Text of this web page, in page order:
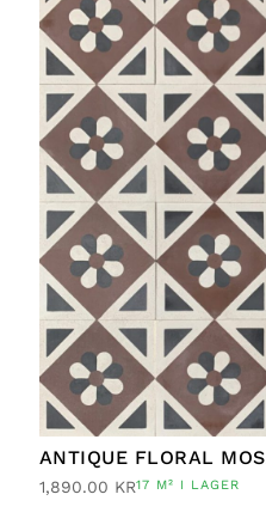
ANTIQUE FLORAL
1,890.00 KR17 M² I LAGER